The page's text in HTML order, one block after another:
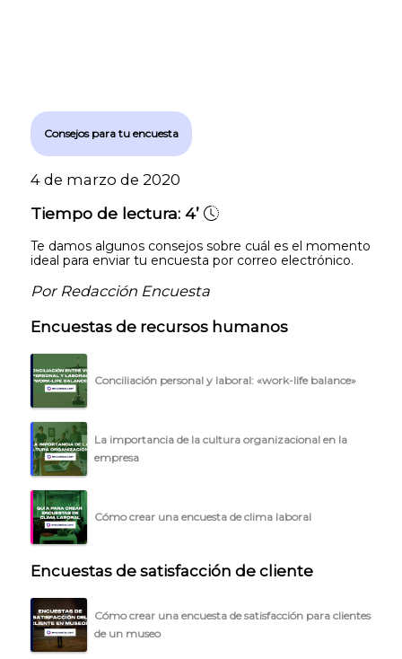
Consejos para tu encuesta
4 de marzo de 2020
Tiempo de lectura: 4’
Te damos algunos consejos sobre cuál es el momento
ideal para enviar tu encuesta por correo electrónico.
Por Redacción Encuesta
Encuestas de recursos humanos
Conciliación personal y laboral: «work-life balance»
La importancia de la cultura organizacional en la
empresa
Cómo crear una encuesta de clima laboral
Encuestas de satisfacción de cliente
Cómo crear una encuesta de satisfacción para clientes
de un museo